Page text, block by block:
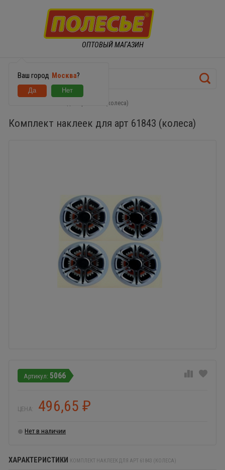
ОПТОВЫЙ МАГАЗИН
Ваш город Москва?
Комплект наклеек для арт 61843 (колеса)
Комплект наклеек для арт 61843 (колеса)
5066
ЦЕНА: 496,65 ₽
Нет в наличии
ХАРАКТЕРИСТИКИ КОМПЛЕКТ НАКЛЕЕК ДЛЯ АРТ 61843 (КОЛЕСА)